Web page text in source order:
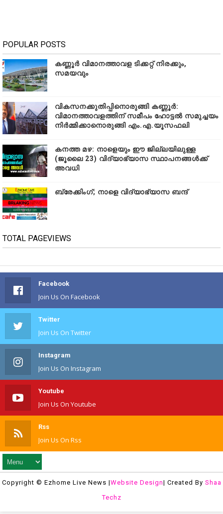
POPULAR POSTS
കണ്ണൂർ വിമാനത്താവള ടിക്കറ്റ് നിരക്കും,
സമയവും
വികസനക്കുതിപ്പിനൊരുങ്ങി കണ്ണൂർ:
വിമാനത്താവളത്തിന് സമീപം ഹോട്ടൽ സമുച്ചയം
നിർമ്മിക്കാനൊരുങ്ങി എം.എ.യൂസഫലി
കനത്ത മഴ: നാളെയും ഈ ജില്ലയിലുള്ള
(ജൂലൈ 23) വിദ്യാഭ്യാസ സ്ഥാപനങ്ങൾക്ക്
അവധി
ബ്രേക്കിംഗ്; നാളെ വിദ്യാഭ്യാസ ബന്ദ്
TOTAL PAGEVIEWS
Facebook
Join Us On Facebook
Twitter
Join Us On Twitter
Instagram
Join Us On Instagram
Youtube
Join Us On Youtube
Rss
Join Us On Rss
Copyright © Ezhome Live News |Website Design| Created By Shaa
Techz